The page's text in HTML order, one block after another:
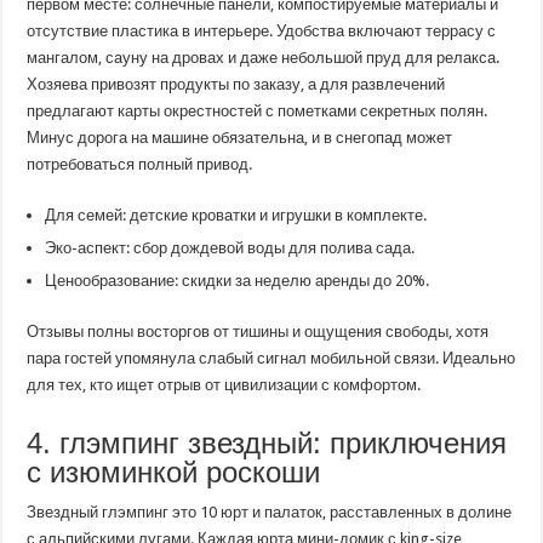
первом месте: солнечные панели, компостируемые материалы и
отсутствие пластика в интерьере. Удобства включают террасу с
мангалом, сауну на дровах и даже небольшой пруд для релакса.
Хозяева привозят продукты по заказу, а для развлечений
предлагают карты окрестностей с пометками секретных полян.
Минус дорога на машине обязательна, и в снегопад может
потребоваться полный привод.
Для семей: детские кроватки и игрушки в комплекте.
Эко-аспект: сбор дождевой воды для полива сада.
Ценообразование: скидки за неделю аренды до 20%.
Отзывы полны восторгов от тишины и ощущения свободы, хотя
пара гостей упомянула слабый сигнал мобильной связи. Идеально
для тех, кто ищет отрыв от цивилизации с комфортом.
4. глэмпинг звездный: приключения
с изюминкой роскоши
Звездный глэмпинг это 10 юрт и палаток, расставленных в долине
с альпийскими лугами. Каждая юрта мини-домик с king-size